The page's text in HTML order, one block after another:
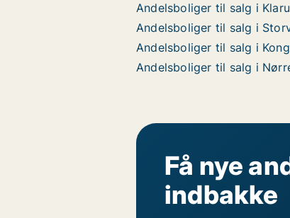
Andelsboliger til salg i
Andelsboliger til salg i
Andelsboliger til salg i
Andelsboliger til salg i
Få nye
indbakke